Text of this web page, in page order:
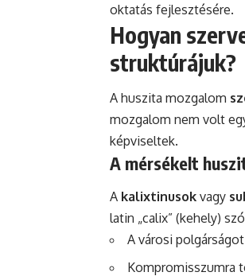
oktatás fejlesztésére.
Hogyan
struktúrájuk?
A huszita mozgalom
mozgalom nem volt
képviseltek.
A mérsékelt
A kalixtinusok vagy
latin „calix” (kehely)
A városi
Kompromisszumra